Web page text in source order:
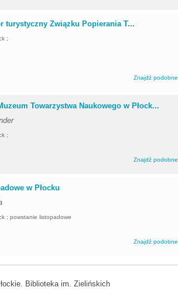
turystyczny Związku Popierania T...
;
Znajdź podobne
Towarzystwa Naukowego w Płock...
;
Znajdź podobne
w Płocku
; powstanie listopadowe
Znajdź podobne
Biblioteka im. Zielińskich